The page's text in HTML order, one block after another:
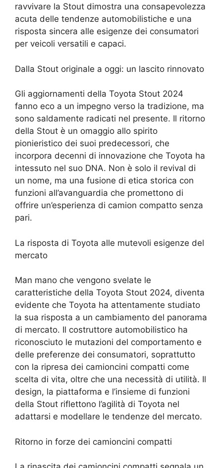
ravvivare la Stout dimostra una consapevolezza
acuta delle tendenze automobilistiche e una
risposta sincera alle esigenze dei consumatori
per veicoli versatili e capaci.
Dalla Stout originale a oggi: un lascito rinnovato
Gli aggiornamenti della Toyota Stout 2024
fanno eco a un impegno verso la tradizione, ma
sono saldamente radicati nel presente. Il ritorno
della Stout è un omaggio allo spirito
pionieristico dei suoi predecessori, che
incorpora decenni di innovazione che Toyota ha
intessuto nel suo DNA. Non è solo il revival di
un nome, ma una fusione di etica storica con
funzioni all’avanguardia che promettono di
offrire un’esperienza di camion compatto senza
pari.
La risposta di Toyota alle mutevoli esigenze del
mercato
Man mano che vengono svelate le
caratteristiche della Toyota Stout 2024, diventa
evidente che Toyota ha attentamente studiato
la sua risposta a un cambiamento del panorama
di mercato. Il costruttore automobilistico ha
riconosciuto le mutazioni del comportamento e
delle preferenze dei consumatori, soprattutto
con la ripresa dei camioncini compatti come
scelta di vita, oltre che una necessità di utilità. Il
design, la piattaforma e l’insieme di funzioni
della Stout riflettono l’agilità di Toyota nel
adattarsi e modellare le tendenze del mercato.
Ritorno in forze dei camioncini compatti